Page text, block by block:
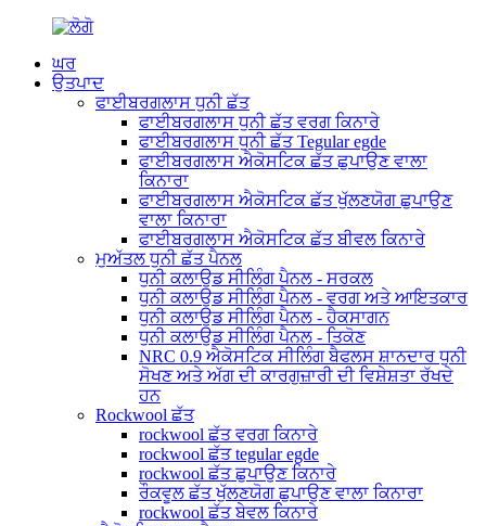
ਘਰ
ਉਤਪਾਦ
ਫਾਈਬਰਗਲਾਸ ਧੁਨੀ ਛੱਤ
ਫਾਈਬਰਗਲਾਸ ਧੁਨੀ ਛੱਤ ਵਰਗ ਕਿਨਾਰੇ
ਫਾਈਬਰਗਲਾਸ ਧੁਨੀ ਛੱਤ Tegular egde
ਫਾਈਬਰਗਲਾਸ ਐਕੋਸਟਿਕ ਛੱਤ ਛੁਪਾਉਣ ਵਾਲਾ
ਕਿਨਾਰਾ
ਫਾਈਬਰਗਲਾਸ ਐਕੋਸਟਿਕ ਛੱਤ ਖੁੱਲਣਯੋਗ ਛੁਪਾਉਣ
ਵਾਲਾ ਕਿਨਾਰਾ
ਫਾਈਬਰਗਲਾਸ ਐਕੋਸਟਿਕ ਛੱਤ ਬੀਵਲ ਕਿਨਾਰੇ
ਮੁਅੱਤਲ ਧੁਨੀ ਛੱਤ ਪੈਨਲ
ਧੁਨੀ ਕਲਾਉਡ ਸੀਲਿੰਗ ਪੈਨਲ - ਸਰਕਲ
ਧੁਨੀ ਕਲਾਉਡ ਸੀਲਿੰਗ ਪੈਨਲ - ਵਰਗ ਅਤੇ ਆਇਤਕਾਰ
ਧੁਨੀ ਕਲਾਉਡ ਸੀਲਿੰਗ ਪੈਨਲ - ਹੈਕਸਾਗਨ
ਧੁਨੀ ਕਲਾਉਡ ਸੀਲਿੰਗ ਪੈਨਲ - ਤਿਕੋਣ
NRC 0.9 ਐਕੋਸਟਿਕ ਸੀਲਿੰਗ ਬੈਫਲਸ ਸ਼ਾਨਦਾਰ ਧੁਨੀ
ਸੋਖਣ ਅਤੇ ਅੱਗ ਦੀ ਕਾਰਗੁਜ਼ਾਰੀ ਦੀ ਵਿਸ਼ੇਸ਼ਤਾ ਰੱਖਦੇ
ਹਨ
Rockwool ਛੱਤ
rockwool ਛੱਤ ਵਰਗ ਕਿਨਾਰੇ
rockwool ਛੱਤ tegular egde
rockwool ਛੱਤ ਛੁਪਾਉਣ ਕਿਨਾਰੇ
ਰੌਕਵੂਲ ਛੱਤ ਖੁੱਲਣਯੋਗ ਛੁਪਾਉਣ ਵਾਲਾ ਕਿਨਾਰਾ
rockwool ਛੱਤ ਬੇਵਲ ਕਿਨਾਰੇ